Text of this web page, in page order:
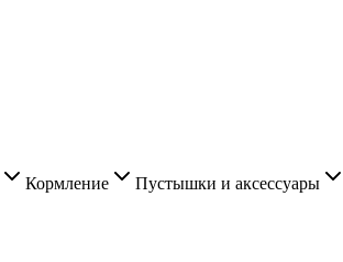
Кормление Пустышки и аксессуары